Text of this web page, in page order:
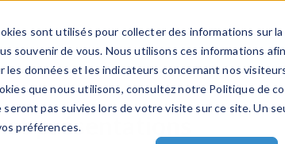
sont utilisés pour collecter des informations sur
souvenir de vous. Nous utilisons ces informations
données et les indicateurs concernant nos
que nous utilisons, consultez notre Politique de
pas suivies lors de votre visite sur ce site. Un
préférences.
INDUSTRIES VIDEOS
présentations